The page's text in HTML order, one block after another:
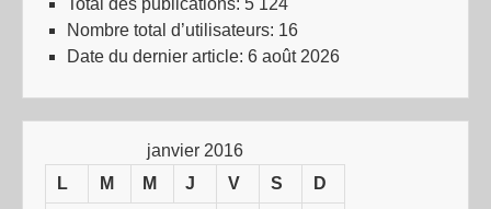
Total des publications: 5 124
Nombre total d’utilisateurs: 16
Date du dernier article: 6 août 2026
janvier 2016
L
M M J V S D